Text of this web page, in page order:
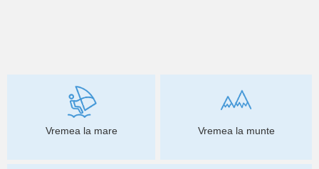
Vremea la mare Vremea la munte